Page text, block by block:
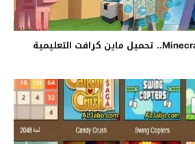
Minecraft Education Edition.. تحميل ماين كرافت التعليمية